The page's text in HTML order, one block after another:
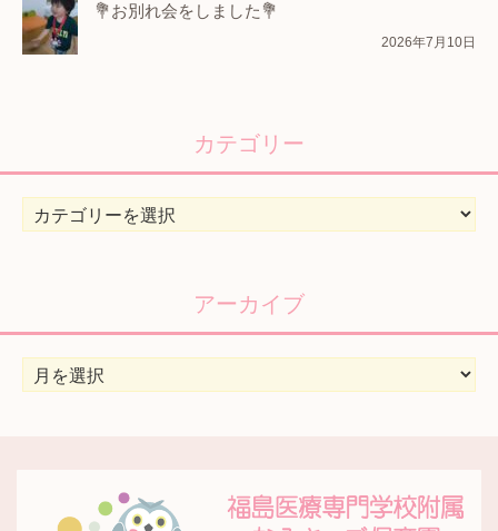
💐お別れ会をしました💐
2026年7月10日
カテゴリー
カ
ー
アーカイブ